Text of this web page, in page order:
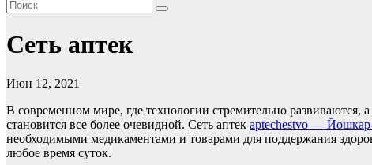
Сеть аптек
Июн 12, 2021
В современном мире, где технологии стремительно
становится все более очевидной. Сеть аптек aptechestvo —
необходимыми медикаментами и товарами для поддержания
любое время суток.